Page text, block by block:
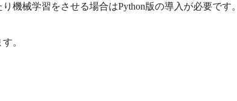
機械学習をさせる場合はPython版の導入が必要です。
。